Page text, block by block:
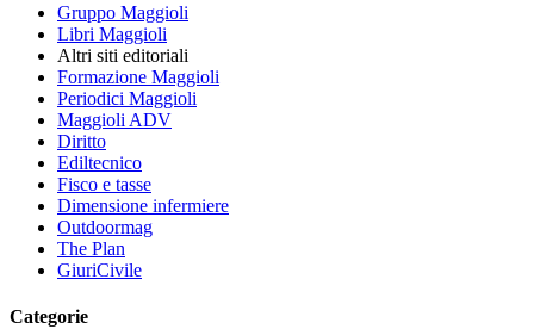
Gruppo Maggioli
Libri Maggioli
Altri siti editoriali
Formazione Maggioli
Periodici Maggioli
Maggioli ADV
Diritto
Ediltecnico
Fisco e tasse
Dimensione infermiere
Outdoormag
The Plan
GiuriCivile
Categorie